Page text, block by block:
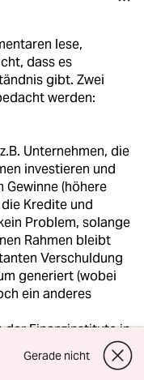
lese,
dass es
gibt. Zwei
werden:
Unternehmen, die
investieren und
(höhere
Kredite und
Problem, solange
Rahmen bleibt
Verschuldung
generiert (wobei
ein anderes
der Finanzinstitute in
keinen
z.B. dadurch,
Gerade nicht